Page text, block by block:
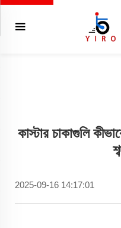
কাস্টার চাকাগুলি
2025-09-16 14:17:01